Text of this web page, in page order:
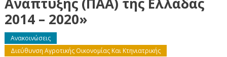
2014 – 2020»
Ανακοινώσεις
Διεύθυνση Αγροτικής Οικονομίας Και Κτηνιατρικής